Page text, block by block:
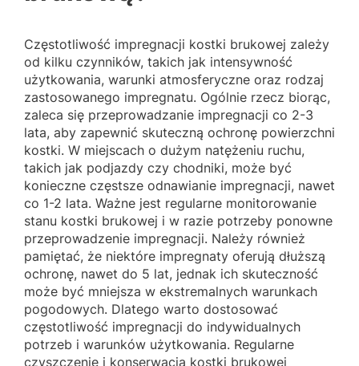
Częstotliwość impregnacji kostki brukowej zależy
od kilku czynników, takich jak intensywność
użytkowania, warunki atmosferyczne oraz rodzaj
zastosowanego impregnatu. Ogólnie rzecz biorąc,
zaleca się przeprowadzanie impregnacji co 2-3
lata, aby zapewnić skuteczną ochronę powierzchni
kostki. W miejscach o dużym natężeniu ruchu,
takich jak podjazdy czy chodniki, może być
konieczne częstsze odnawianie impregnacji, nawet
co 1-2 lata. Ważne jest regularne monitorowanie
stanu kostki brukowej i w razie potrzeby ponowne
przeprowadzenie impregnacji. Należy również
pamiętać, że niektóre impregnaty oferują dłuższą
ochronę, nawet do 5 lat, jednak ich skuteczność
może być mniejsza w ekstremalnych warunkach
pogodowych. Dlatego warto dostosować
częstotliwość impregnacji do indywidualnych
potrzeb i warunków użytkowania. Regularne
czyszczenie i konserwacja kostki brukowej